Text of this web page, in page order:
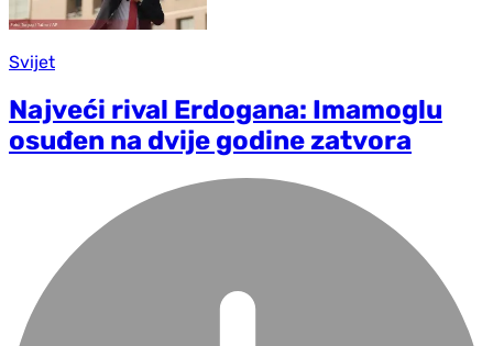
Svijet
Najveći rival Erdogana: Imamoglu
osuđen na dvije godine zatvora